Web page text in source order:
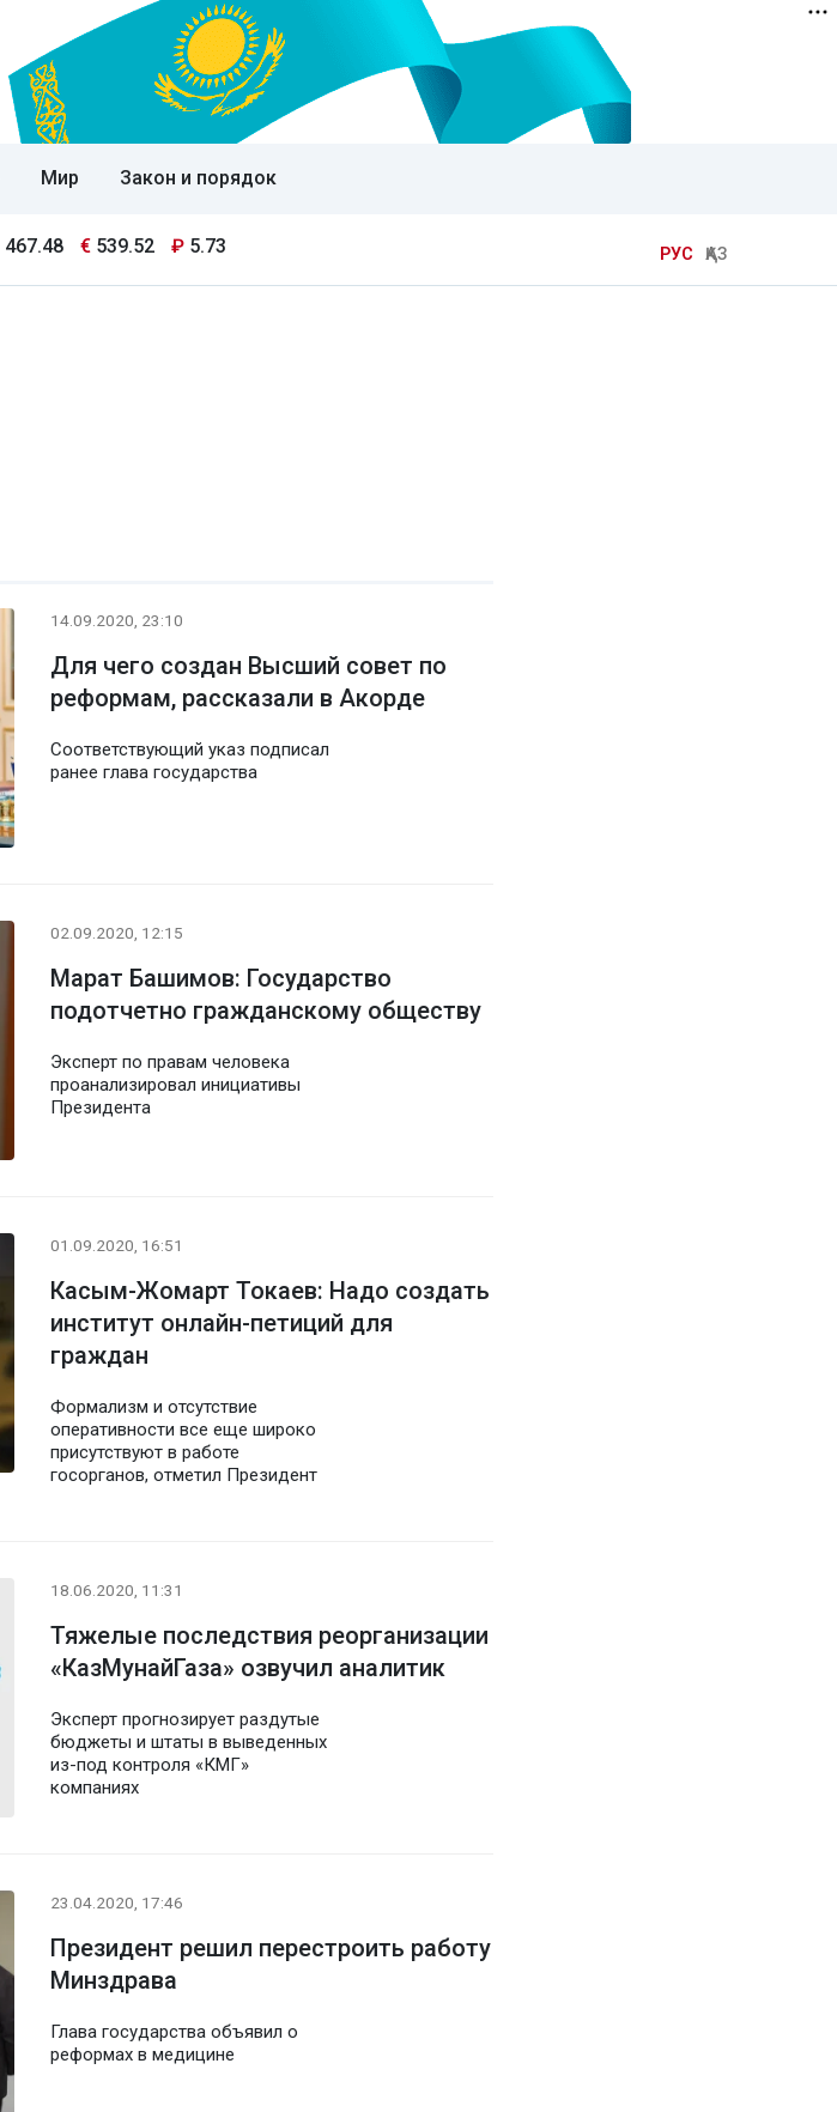
Мир Закон и порядок
467.48 € 539.52 ₽ 5.73 РУС ҚАЗ
14.09.2020, 23:10
Для чего создан Высший совет по
реформам, рассказали в Акорде
Соответствующий указ подписал
ранее глава государства
02.09.2020, 12:15
Марат Башимов: Государство
подотчетно гражданскому обществу
Эксперт по правам человека
проанализировал инициативы
Президента
01.09.2020, 16:51
Касым-Жомарт Токаев: Надо создать
институт онлайн-петиций для
граждан
Формализм и отсутствие
оперативности все еще широко
присутствуют в работе
госорганов, отметил Президент
18.06.2020, 11:31
Тяжелые последствия реорганизации
«КазМунайГаза» озвучил аналитик
Эксперт прогнозирует раздутые
бюджеты и штаты в выведенных
из-под контроля «КМГ»
компаниях
23.04.2020, 17:46
Президент решил перестроить работу
Минздрава
Глава государства объявил о
реформах в медицине